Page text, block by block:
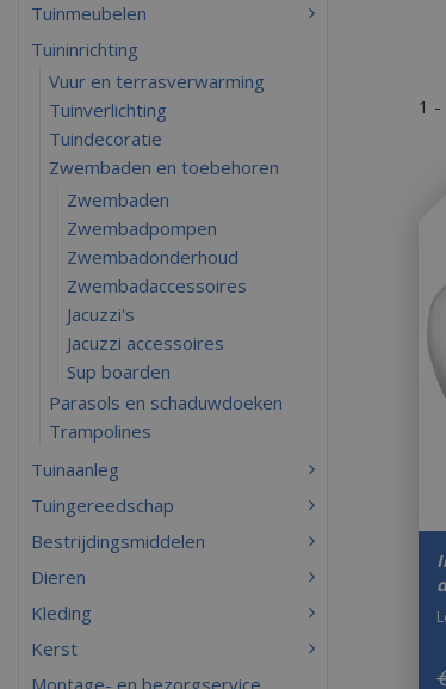
1 -
Tuinmeubelen
Tuininrichting
Vuur en terrasverwarming
Tuinverlichting
Tuindecoratie
Zwembaden en toebehoren
Zwembaden
Zwembadpompen
Zwembadonderhoud
Zwembadaccessoires
Jacuzzi's
Jacuzzi accessoires
Sup boarden
Parasols en schaduwdoeken
Trampolines
Tuinaanleg
Tuingereedschap
Bestrijdingsmiddelen
Dieren
Kleding
Kerst
Montage- en bezorgservice